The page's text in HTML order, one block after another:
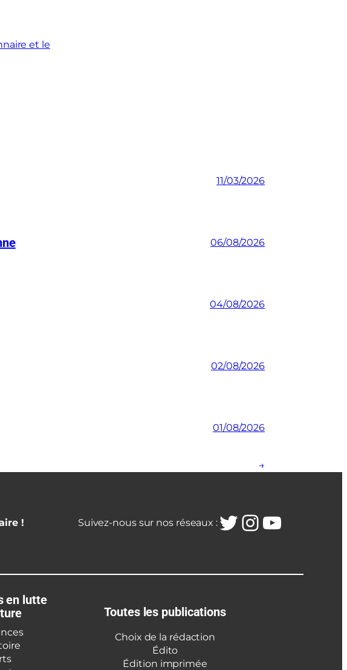
et le
11/03/2026
06/08/2026
04/08/2026
02/08/2026
01/08/2026
→
! Suivez-nous sur nos réseaux :Twitter
en lutte
Toutes les publications
Choix de la rédaction
Édito
Édition imprimée